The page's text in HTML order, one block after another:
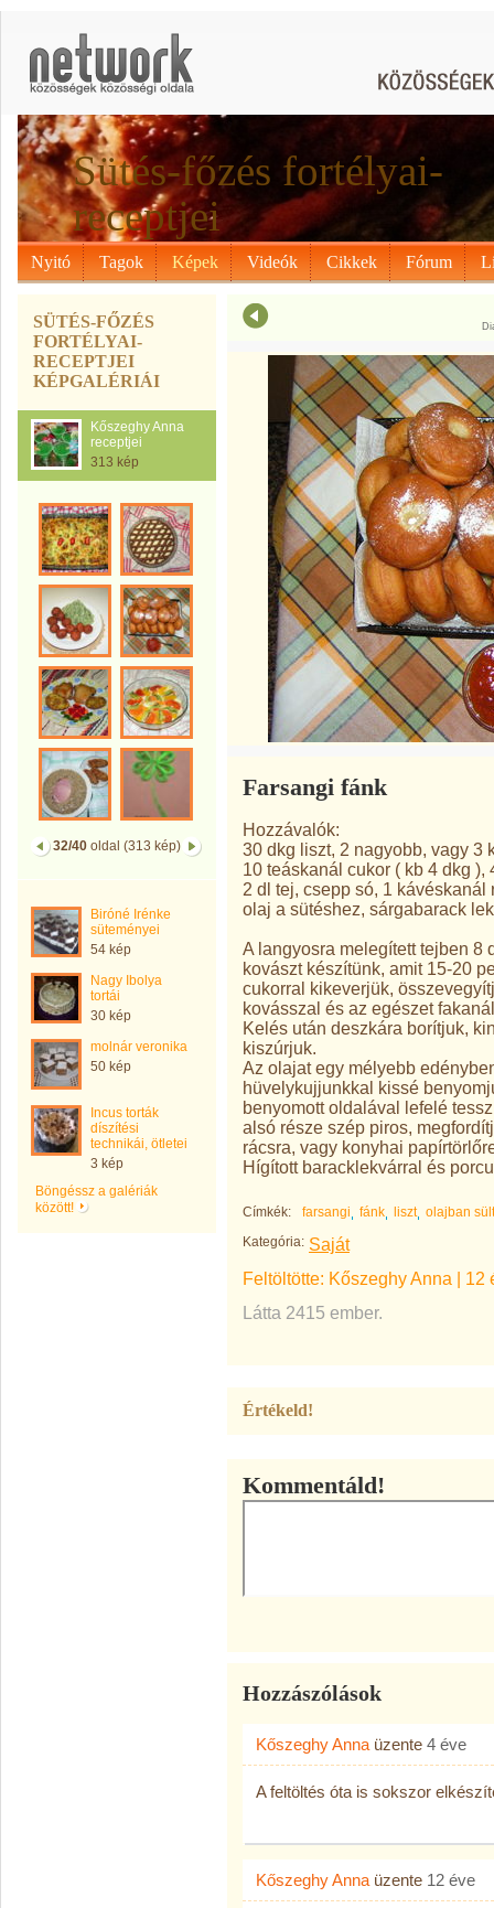
Sütés-főzés fortélyai-
receptjei
Nyitó Tagok Képek Videók Cikkek Fórum
SÜTÉS-FŐZÉS
FORTÉLYAI-
RECEPTJEI
KÉPGALÉRIÁI
Kőszeghy Anna
receptjei
313 kép
32/40 oldal (313 kép)
Biróné Irénke
süteményei
54 kép
Nagy Ibolya
tortái
30 kép
molnár veronika
50 kép
Incus torták
díszítési
technikái, ötletei
3 kép
Böngéssz a galériák
között!
Farsangi fánk
Hozzávalók:
30 dkg liszt, 2 nagyobb, vagy 3
10 teáskanál cukor ( kb 4 dkg ),
2 dl tej, csepp só, 1
olaj a sütéshez, sárgabarack
A langyosra melegített tejben 8
kovászt készítünk, amit 15-20
cukorral kikeverjük,
kovásszal és az egészet
Kelés után deszkára borítjuk,
kiszúrjuk.
Az olajat egy mélyebb
hüvelykujjunkkal kissé
benyomott oldalával lefelé
alsó része szép piros,
rácsra, vagy konyhai
Hígított baracklekvárral és
Címkék: farsangi fánk liszt olajban
Kategória: Saját
Feltöltötte: Kőszeghy Anna | 12
Látta 2415 ember.
Értékeld!
Kommentáld!
Hozzászólások
Kőszeghy Anna üzente 4 éve
A feltöltés óta is sokszor
Kőszeghy Anna üzente 12 éve